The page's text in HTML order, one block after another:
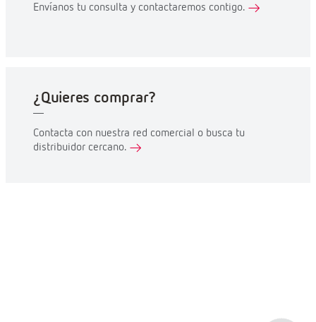
Envíanos tu consulta y contactaremos contigo.
¿Quieres comprar?
Contacta con nuestra red comercial o busca tu
distribuidor cercano.